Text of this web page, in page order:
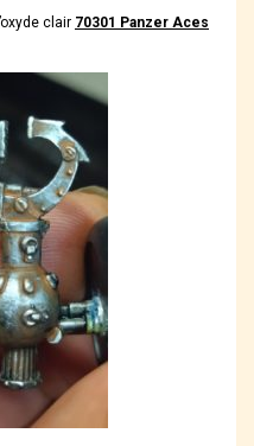
clair 70301 Panzer Aces